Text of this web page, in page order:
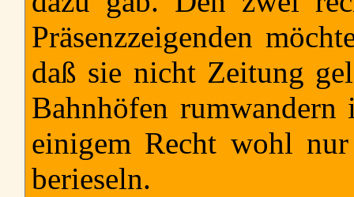
Präsenzzeigenden
daß sie nicht Zeitung
Bahnhöfen
einigem Recht wohl
berieseln.